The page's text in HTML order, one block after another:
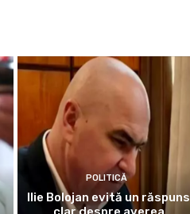
POLITICĂ
Ilie Bolojan evită un răspuns